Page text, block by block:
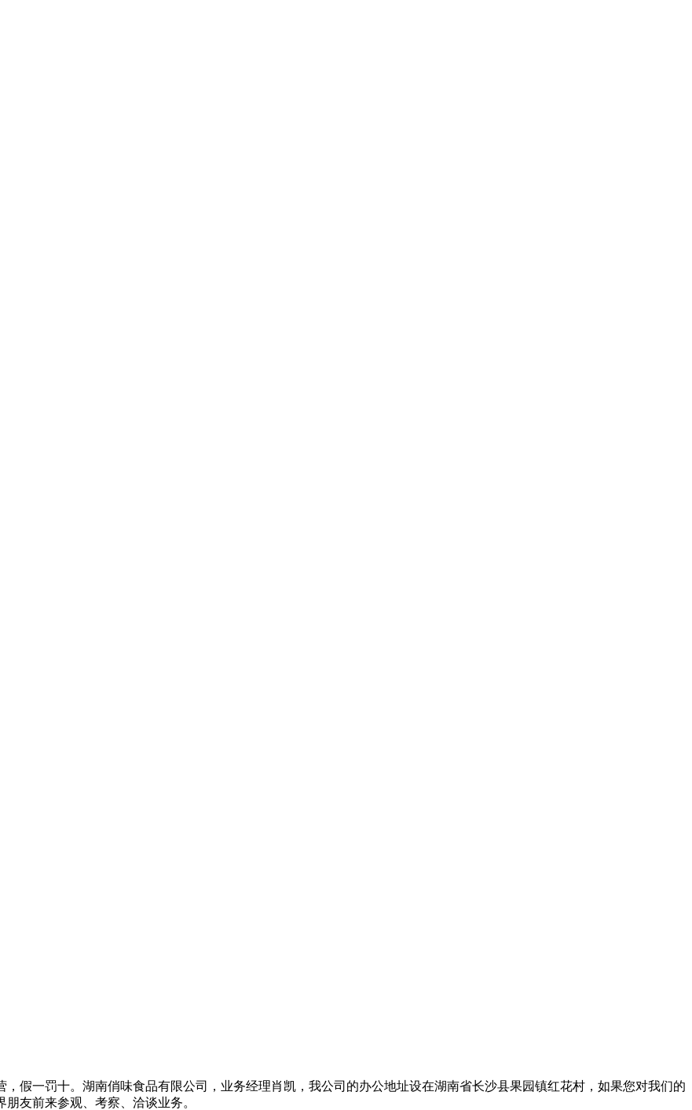
假一罚十。湖南俏味食品有限公司，业务经理肖凯，我公司的办公地址设在湖南省长沙县果园镇红花村，如果您对我们的
友前来参观、考察、洽谈业务。